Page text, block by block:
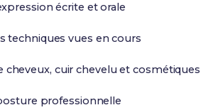
écrite et orale
techniques vues en cours
cheveux, cuir chevelu et cosmétiques
professionnelle